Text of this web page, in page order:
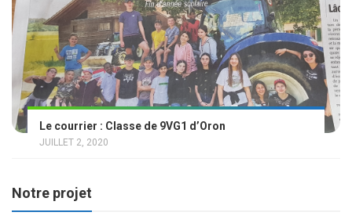
Le courrier : Classe de 9VG1 d’Oron
JUILLET 2, 2020
Notre projet